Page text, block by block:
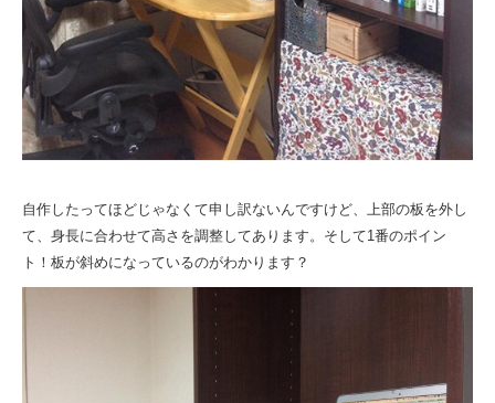
自作したってほどじゃなくて申し訳ないんですけど、上部の板を外し
て、身長に合わせて高さを調整してあります。そして1番のポイン
ト！板が斜めになっているのがわかります？